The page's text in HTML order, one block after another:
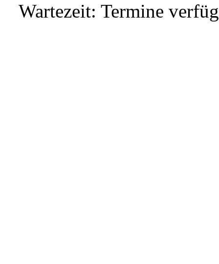
Wartezeit: Termine